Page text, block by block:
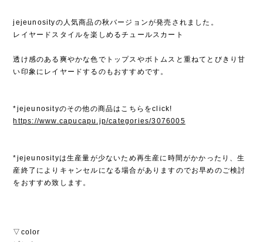
jejeunosityの人気商品の秋バージョンが発売されました。
レイヤードスタイルを楽しめるチュールスカート
透け感のある爽やかな色でトップスやボトムスと重ねてとびきり甘
い印象にレイヤードするのもおすすめです。
*jejeunosityのその他の商品はこちらをclick!
https://www.capucapu.jp/categories/3076005
*jejeunosityは生産量が少ないため再生産に時間がかかったり、生
産終了によりキャンセルになる場合がありますのでお早めのご検討
をおすすめ致します。
▽color